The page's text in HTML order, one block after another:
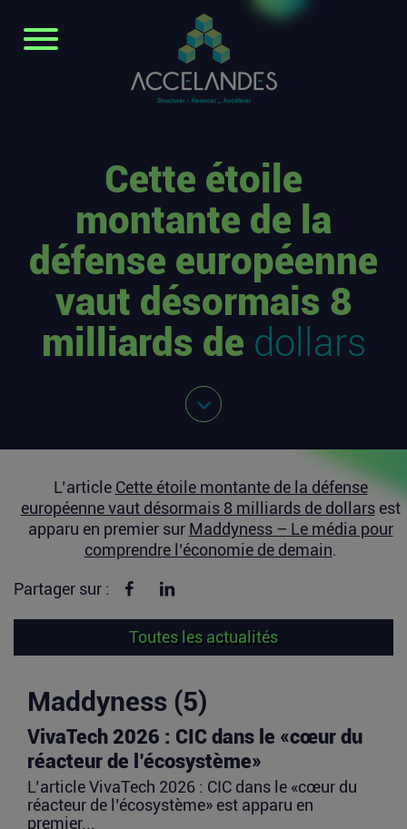
Cette étoile
montante de la
défense européenne
vaut désormais 8
milliards de dollars
L’article Cette étoile montante de la défense
européenne vaut désormais 8 milliards de dollarsest
apparu en premier sur Maddyness – Le média pour
comprendre l’économie de demain.
Partager sur : Partager sur Facebook
Toutes les actualités
Maddyness (5)
VivaTech 2026 : CIC dans le «cœur du
réacteur de l’écosystème»
L’article VivaTech 2026 : CIC dans le «cœur du
réacteur de l’écosystème» est apparu en
premier...